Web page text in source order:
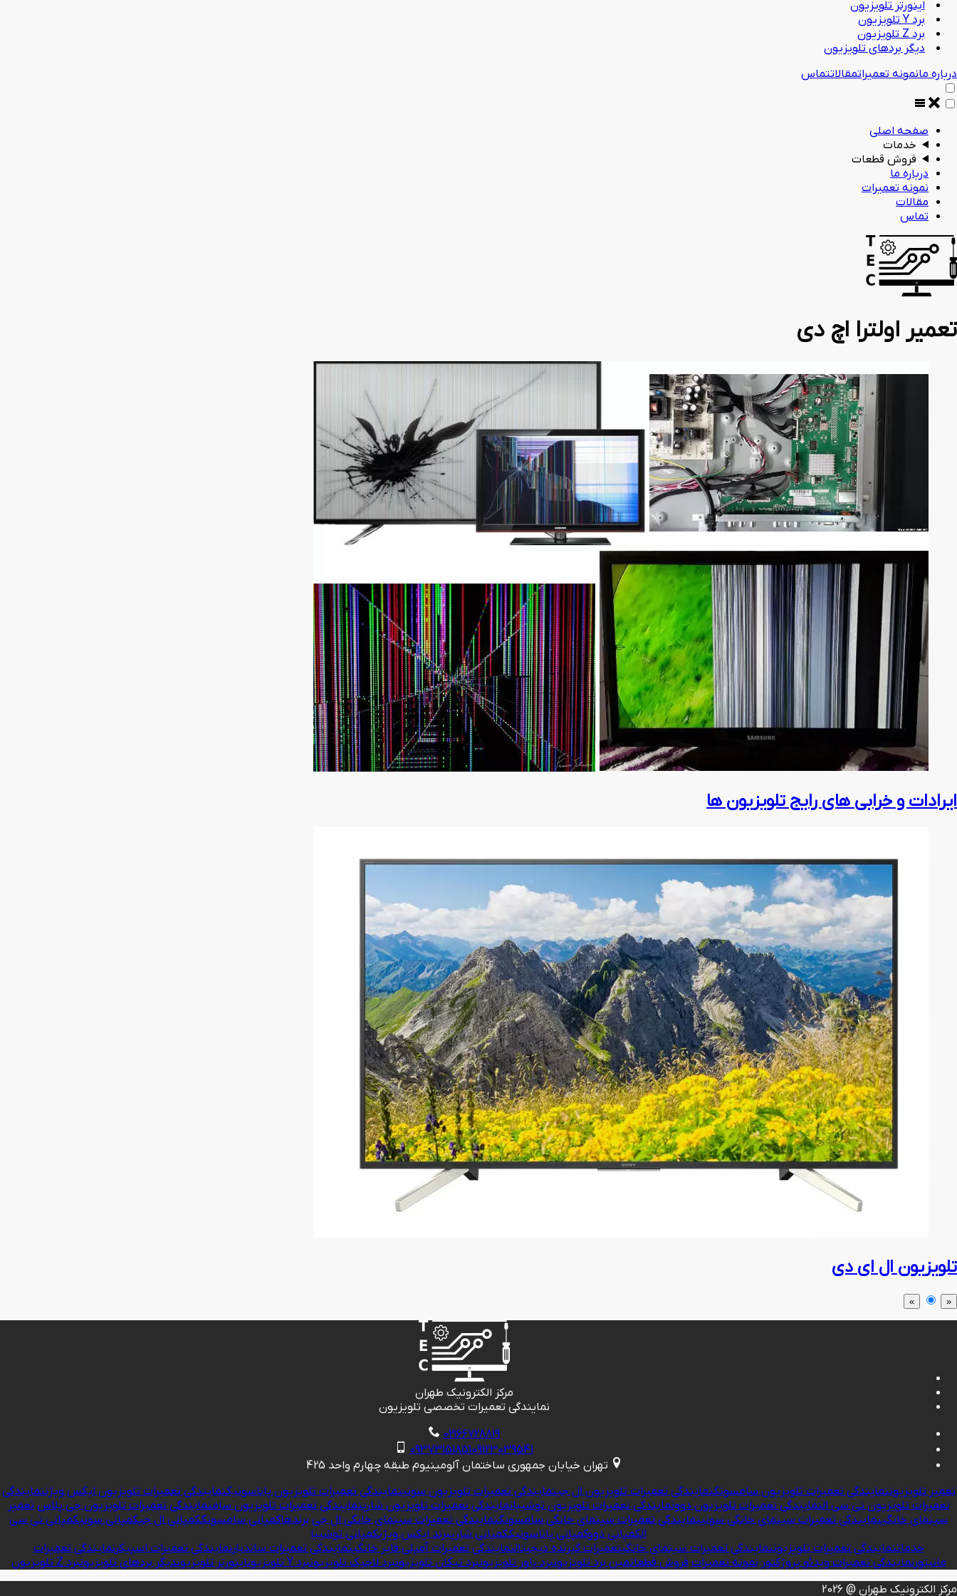
اینورتر تلویزیون
برد Y تلویزیون
برد Z تلویزیون
دیگر بردهای تلویزیون
درباره مانمونه تعمیراتمقالاتتماس
صفحه اصلی
خدمات
فروش قطعات
درباره ما
نمونه تعمیرات
مقالات
تماس
تعمیر اولترا اچ دی
ایرادات و خرابی های رایج تلویزیون ها
تلویزیون ال ای دی
«
»
مرکز الکترونیک طهران
نمایندگی تعمیرات تخصصی تلویزیون
02166728819
0937315185109123039541
تهران خیابان جمهوری ساختمان آلومینیوم طبقه چهارم واحد 425
تعمیر تلویزیوننمایندگی تعمیرات تلویزیون سامسونگنمایندگی تعمیرات تلویزیون ال جینمایندگی تعمیرات تلویزیون سونینمایندگی تعمیرات تلویزیون پاناسونیکنمایندگی تعمیرات تلویزیون ایکس ویژننمایندگی
تعمیرات تلویزیون تی سی النمایندگی تعمیرات تلویزیون دوونمایندگی تعمیرات تلویزیون توشیبانمایندگی تعمیرات تلویزیون شارپنمایندگی تعمیرات تلویزیون سامنمایندگی تعمیرات تلویزیون جی پلاس تعمیر
سینمای خانگینمایندگی تعمیرات سینمای خانگی سونینمایندگی تعمیرات سینمای خانگی سامسونگنمایندگی تعمیرات سینمای خانگی ال جی برندهاکمپانی سامسونگکمپانی ال جیکمپانی سونیکمپانی تی سی
الکمپانی دووکمپانی پاناسونیککمپانی شارپبرند ایکس ویژنکمپانی توشیبا
خدماتنمایندگی تعمیرات تلویزیوننمایندگی تعمیرات سینمای خانگیتعمیرات گیرنده دیجیتالنمایندگی تعمیرات آمپلی فایر خانگینمایندگی تعمیرات ساندبارنمایندگی تعمیرات اسپیکرنمایندگی تعمیرات
مانیتورنمایندگی تعمیرات ویدئو پروژکتور نمونه تعمیرات فروش قطعاتمین برد تلویزیونبرد پاور تلویزیونبرد تیکان تلویزیونبرد لاجیک تلویزیونبرد Y تلویزیون اینورتر تلویزیوندیگر بردهای تلویزیونبرد Z تلویزیون
مرکز الکترونیک طهران @ 2026